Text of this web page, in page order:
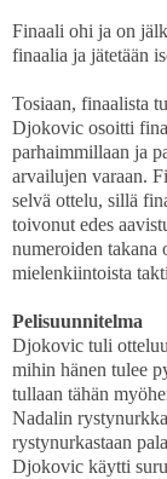
Finaali ohi ja on
finaalia ja jätetään
Tosiaan, finaalista
Djokovic osoitti
parhaimmillaan ja
arvailujen varaan.
selvä ottelu, sillä
toivonut edes
numeroiden takana
mielenkiintoista
Pelisuunnitelma
Djokovic tuli
mihin hänen tulee
tullaan tähän
Nadalin
rystynurkastaan
Djokovic käytti